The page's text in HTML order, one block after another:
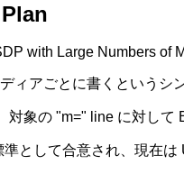
with Large Numbers of
ィアごとに書くというシ
対象の "m=" line に対して
として合意され、現在は